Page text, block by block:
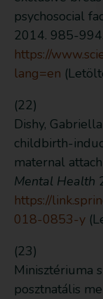
psychosocial
2014. 985-994.
https://
lang=en
(22) Dekel,
Dishy,
childbirth-
maternal
Mental Health
https://
018-0853-y
(23) Az
Minisztériuma
posztnatális